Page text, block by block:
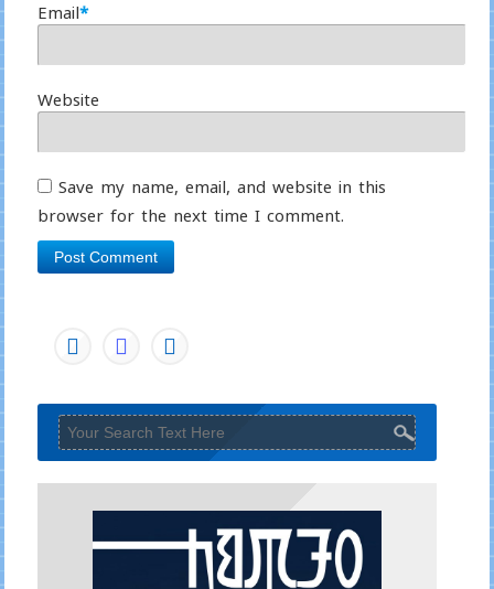
Email*
Website
Save my name, email, and website in this
browser for the next time I comment.